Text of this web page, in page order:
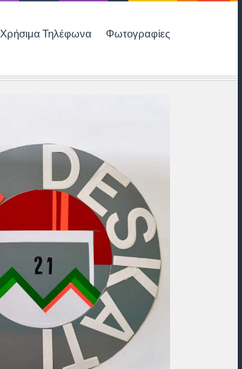
Χρήσιμα Τηλέφωνα Φωτογραφίες